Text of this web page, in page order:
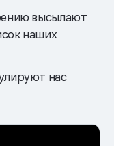
высылают
наших
нас